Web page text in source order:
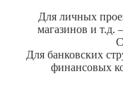
Для личных
магазинов и
Для банковских
финансовых